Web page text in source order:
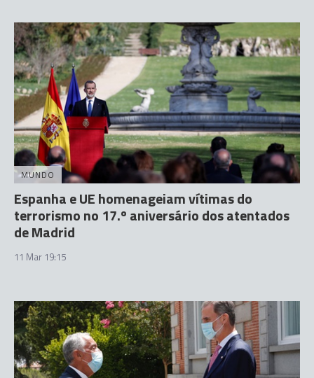
MUNDO
Espanha e UE homenageiam vítimas do
terrorismo no 17.º aniversário dos atentados
de Madrid
11 Mar 19:15